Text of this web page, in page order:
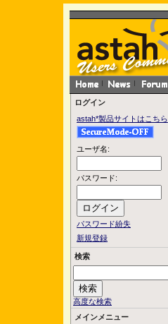
ログイン
astah*製品サイトはこちら
ユーザ名:
パスワード:
パスワード紛失
新規登録
検索
高度な検索
メインメニュー